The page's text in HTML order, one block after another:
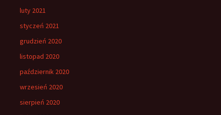
luty 2021
styczeń 2021
grudzień 2020
listopad 2020
październik 2020
wrzesień 2020
sierpień 2020